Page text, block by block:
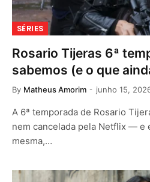
SÉRIES
Rosario Tijeras 6ª
sabemos (e o que
By Matheus Amorim junho 15,
A 6ª temporada de Rosario
nem cancelada pela Netflix — e
mesma,…